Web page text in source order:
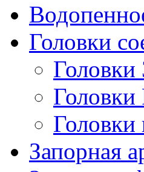
Головки
Головки
Запорная